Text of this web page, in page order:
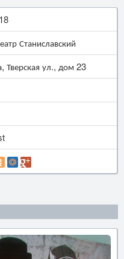
Станиславский
Тверская ул., дом 23